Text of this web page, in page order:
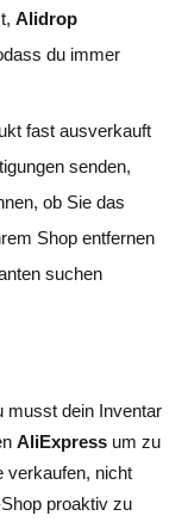
Alidrop
du immer
fast ausverkauft
senden,
ob Sie das
Shop entfernen
suchen
musst dein Inventar
AliExpress um zu
verkaufen, nicht
proaktiv zu